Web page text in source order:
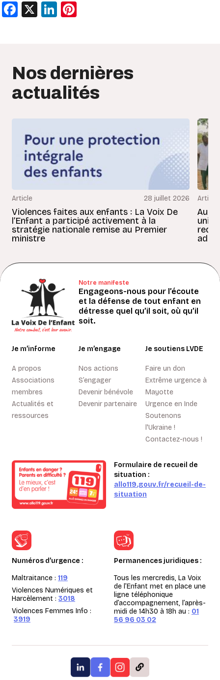
Facebook
X LinkedIn
Nos dernières
actualités
Article 28 juillet 2026
Violences faites aux enfants : La Voix De
l’Enfant a participé activement à la
stratégie nationale remise au Premier
ministre
Article
Au
Notre manifeste
Engageons-nous pour l’écoute
et la défense de tout enfant en
détresse quel qu’il soit, où qu’il
soit.
Je m’informe
A propos
Associations
membres
Actualités et
ressources
Je m’engage
Nos actions
S’engager
Devenir bénévole
Devenir partenaire
Je soutiens LVDE
Faire un don
Extrême urgence à
Mayotte
Urgence en Inde
Soutenons
l'Ukraine !
Contactez-nous !
Formulaire de recueil de
situation :
allo119.gouv.fr/recueil-de-
situation
Numéros d’urgence :
Maltraitance : 119
Violences Numériques et
Harcèlement : 3018
Violences Femmes Info :
3919
Permanences juridiques :
Tous les mercredis, La Voix
de l’Enfant met en place une
ligne téléphonique
d’accompagnement, l’après-
midi de 14h30 à 18h au : 01
56 96 03 02